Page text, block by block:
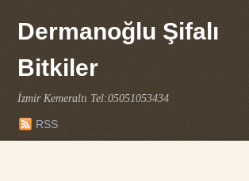
Dermanoğlu Şifalı
Bitkiler
İzmir Kemeraltı Tel:05051053434
RSS